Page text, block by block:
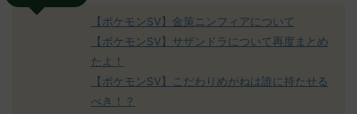
【ポケモンSV】金策ニンフィアについて
【ポケモンSV】サザンドラについて再度まとめ
たよ！
【ポケモンSV】こだわりめがねは誰に持たせる
べき！？